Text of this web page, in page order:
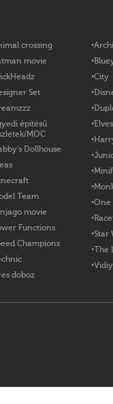
crossing
movie
Set
építésű
MOC
Dollhouse
Team
movie
Functions
Champions
doboz
City
Elves
One
Star
The